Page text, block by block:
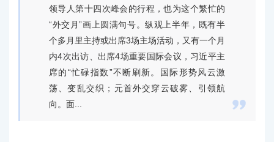

领导人第十四次峰会的行程，也为这个繁忙的
“外交月”画上圆满句号。纵观上半年，既有半
个多月里主持或出席3场主场活动，又有一个月
内4次出访、出席4场重要国际会议，习近平主
席的“忙碌指数”不断刷新。国际形势风云激
荡、变乱交织；元首外交穿云破雾、引领航
向。面...